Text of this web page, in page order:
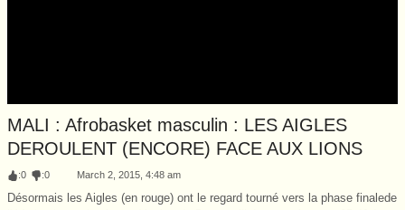
MALI : Afrobasket masculin : LES AIGLES
DEROULENT (ENCORE) FACE AUX LIONS
:0 :0 March 2, 2015, 4:48 am
Désormais les Aigles (en rouge) ont le regard tourné vers la phase finalede